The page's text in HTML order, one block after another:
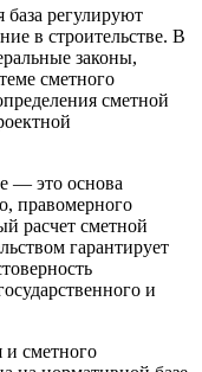
регулируют
в строительстве. В
законы,
сметного
сметной
— это основа
правомерного
расчет сметной
гарантирует
и
и сметного